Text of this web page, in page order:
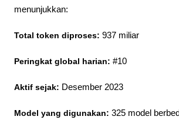
menunjukkan:
Total token diproses: 937 miliar
Peringkat global harian: #10
Aktif sejak: Desember 2023
Model yang digunakan: 325 model